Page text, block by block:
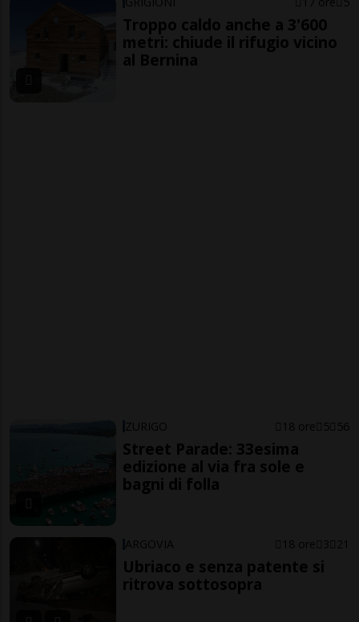
Troppo caldo anche a 3'600
metri: chiude il rifugio vicino
al Bernina
ZURIGO 18 ore 5 56
Street Parade: 33esima
edizione al via fra sole e
bagni di folla
ARGOVIA 18 ore 3 21
Ubriaco e senza patente si
ritrova sottosopra